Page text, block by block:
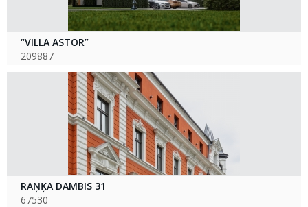
“VILLA ASTOR”
209887
RAŅĶA DAMBIS 31
67530